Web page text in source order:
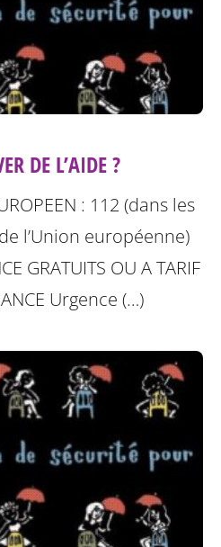
DE L’AIDE ?
: 112 (dans les
l’Union européenne)
GRATUITS OU A TARIF
Urgence (…)